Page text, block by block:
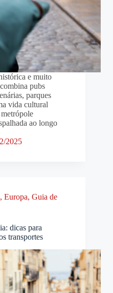
e muito
pubs
parques
vida cultural
ao longo
2025
, Europa, Guia de
dicas para
transportes